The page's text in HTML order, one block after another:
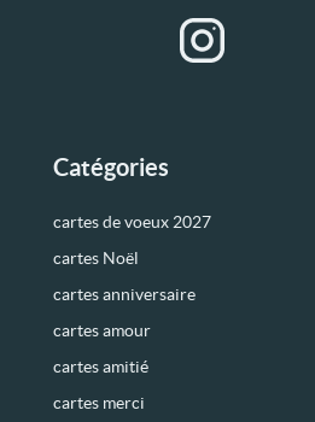
Catégories
cartes de voeux 2027
cartes Noël
cartes anniversaire
cartes amour
cartes amitié
cartes merci